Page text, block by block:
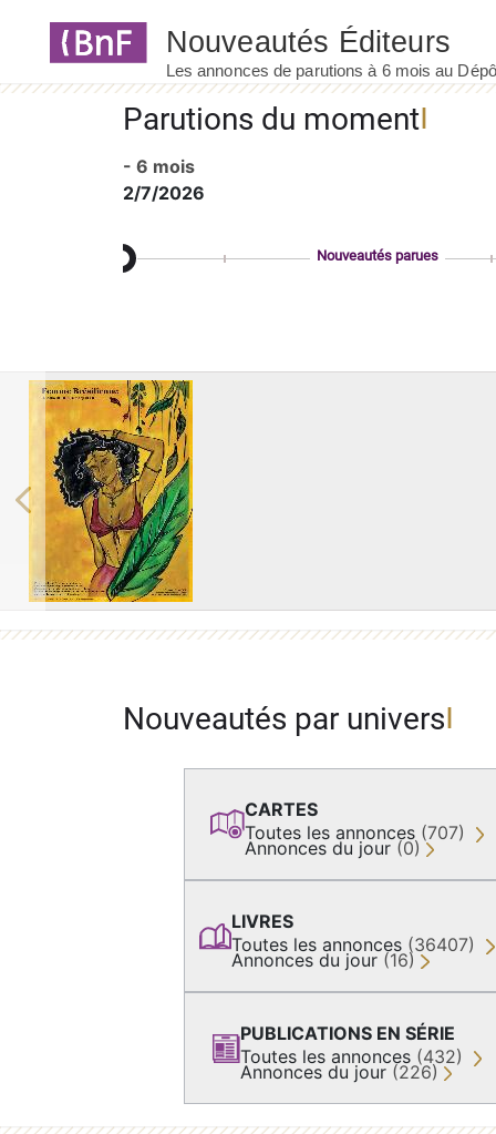
Parutions du moment
- 6 mois
2/7/2026
Nouveautés parues
Previous
Nouveautés par univers
CARTES
Toutes les annonces (707)
Annonces du jour (0)
LIVRES
Toutes les annonces (36407)
Annonces du jour (16)
PUBLICATIONS EN SÉRIE
Toutes les annonces (432)
Annonces du jour (226)